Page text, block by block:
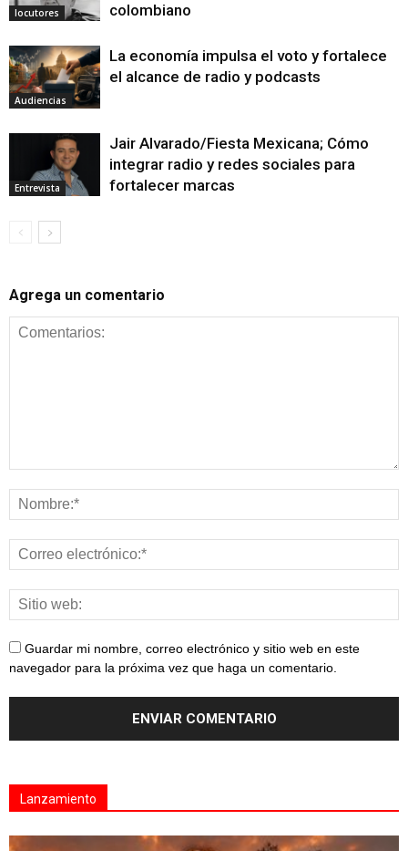
locutores
colombiano
Audiencias
La economía impulsa el voto y fortalece
el alcance de radio y podcasts
Entrevista
Jair Alvarado/Fiesta Mexicana; Cómo
integrar radio y redes sociales para
fortalecer marcas
Agrega un comentario
Guardar mi nombre, correo electrónico y sitio web en este
navegador para la próxima vez que haga un comentario.
Lanzamiento